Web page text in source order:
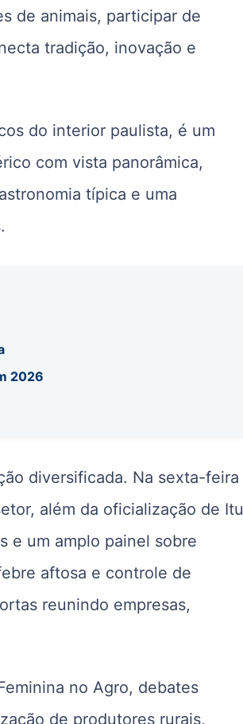
de animais, participar de
tradição, inovação e
do interior paulista, é um
com vista panorâmica,
típica e uma
2026
diversificada. Na sexta-feira
além da oficialização de Itu
e um amplo painel sobre
aftosa e controle de
reunindo empresas,
no Agro, debates
de produtores rurais,